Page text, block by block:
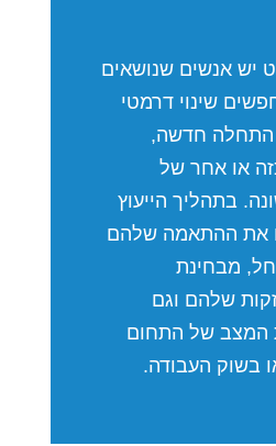
יש אנשים שנושאים
שינוי דרמטי
התחלה חדשה,
או אחר של
בתהליך הייעוץ
את ההתאמה שלהם
מבחינת
שלהם וגם
המצב של התחום
בשוק העבודה.